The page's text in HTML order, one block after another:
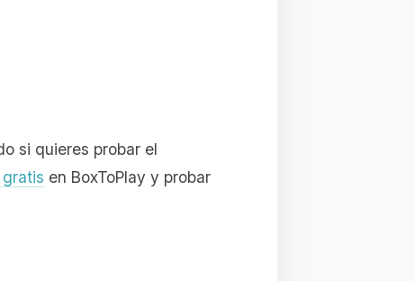
si quieres probar el
en BoxToPlay y probar